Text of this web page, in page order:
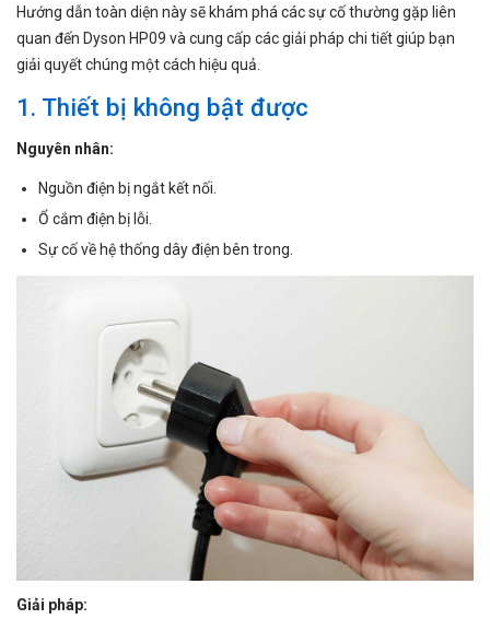
Hướng dẫn toàn diện này sẽ khám phá các sự cố thường gặp liên
quan đến Dyson HP09 và cung cấp các giải pháp chi tiết giúp bạn
giải quyết chúng một cách hiệu quả.
1. Thiết bị không bật được
Nguyên nhân:
Nguồn điện bị ngắt kết nối.
Ổ cắm điện bị lỗi.
Sự cố về hệ thống dây điện bên trong.
Giải pháp: